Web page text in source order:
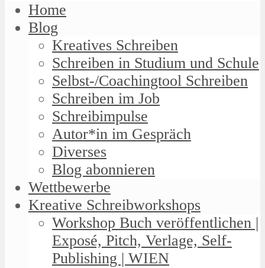
Home
Blog
Kreatives Schreiben
Schreiben in Studium und Schule
Selbst-/Coachingtool Schreiben
Schreiben im Job
Schreibimpulse
Autor*in im Gespräch
Diverses
Blog abonnieren
Wettbewerbe
Kreative Schreibworkshops
Workshop Buch veröffentlichen |
Exposé, Pitch, Verlage, Self-
Publishing | WIEN